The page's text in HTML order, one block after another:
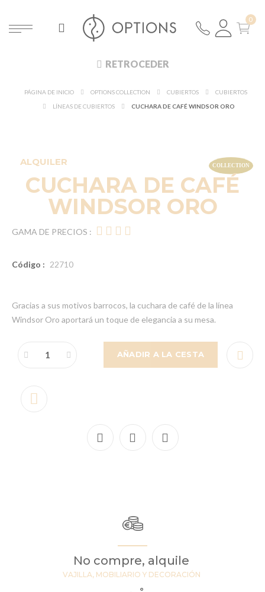
RETROCEDER
PÁGINA DE INICIO OPTIONS COLLECTION CUBIERTOS
CUBIERTOS
LÍNEAS DE CUBIERTOS
CUCHARA DE CAFÉ WINDSOR ORO
ALQUILER
CUCHARA DE CAFÉ
WINDSOR ORO
GAMA DE PRECIOS :
Código : 22710
Gracias a sus motivos barrocos, la cuchara de café de la línea
Windsor Oro aportará un toque de elegancia a su mesa.
AÑADIR A LA CESTA
No compre, alquile
VAJILLA, MOBILIARIO Y DECORACIÓN